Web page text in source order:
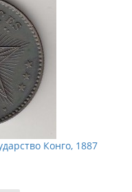
Конго, 1887